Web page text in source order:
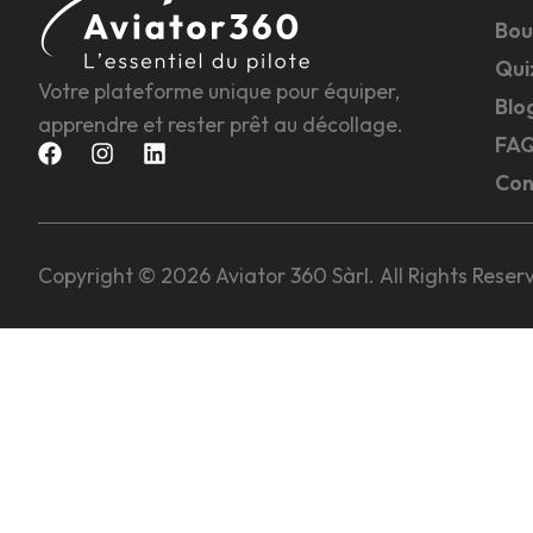
Votre plateforme unique pour équiper,
apprendre et rester prêt au décollage.
Copyright © 2026 Aviator 360 Sàrl. All Rights